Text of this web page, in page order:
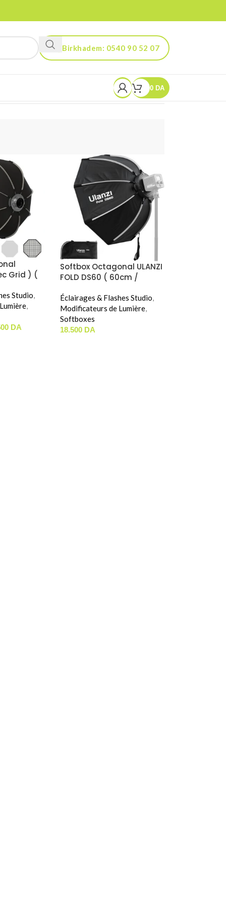
Birkhadem: 0540 90 52 07
Kouba: 0560 90 52 03
0 DA
Grid ) (
Studio,
,
DA
Softbox Octagonal ULANZI
FOLD DS60 ( 60cm /
Éclairages & Flashes Studio
Modificateurs de Lumière
Softboxes
18.500 DA